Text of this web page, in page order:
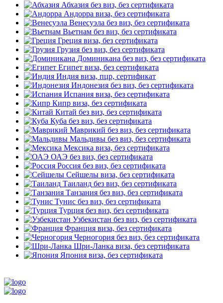
Абхазия без виз, без сертификата
Андорра виза, без сертификата
Венесуэла без виз, без сертификата
Вьетнам без виз, без сертификата
Греция виза, без сертификата
Грузия без виз, без сертификата
Доминикана без виз, без сертификата
Египет виза, без сертификата
Индия виза, пцр, сертификат
Индонезия без виз, без сертификата
Испания виза, без сертификата
Кипр виза, без сертификата
Китай без виз, без сертификата
Куба без виз, без сертификата
Маврикий без виз, без сертификата
Мальдивы без виз, без сертификата
Мексика виза, без сертификата
ОАЭ без виз, без сертификата
Россия без виз, без сертификата
Сейшелы виза, без сертификата
Таиланд без виз, без сертификата
Танзания без виз, без сертификата
Тунис без виз, без сертификата
Турция без виз, без сертификата
Узбекистан без виз, без сертификата
Франция виза, без сертификата
Черногория без виз, без сертификата
Шри-Ланка виза, без сертификата
Япония виза, без сертификата